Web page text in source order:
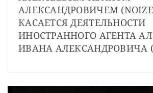
АЛЕКСАНДРОВИЧЕМ
КАСАЕТСЯ ДЕЯТЕЛЬНОСТИ
ИНОСТРАННОГО АГЕНТА
ИВАНА АЛЕКСАНДРОВИЧА